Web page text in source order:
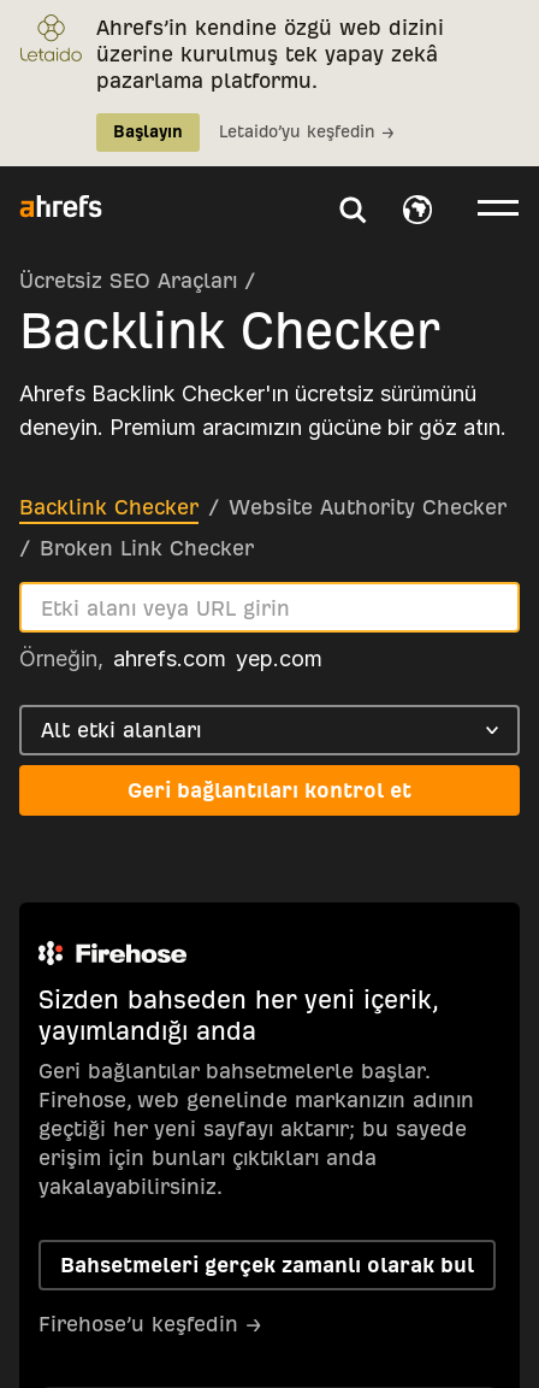
Ahrefs’in kendine özgü web dizini
üzerine kurulmuş tek yapay zekâ
pazarlama platformu.
Başlayın Letaido’yu keşfedin →
Ücretsiz SEO Araçları /
Backlink Checker
Ahrefs Backlink Checker'ın ücretsiz sürümünü
deneyin. Premium aracımızın gücüne bir göz atın.
Backlink Checker / Website Authority Checker
/ Broken Link Checker
Örneğin, ahrefs.com yep.com
Alt etki alanları
Geri bağlantıları kontrol et
Sizden bahseden her yeni içerik,
yayımlandığı anda
Geri bağlantılar bahsetmelerle başlar.
Firehose, web genelinde markanızın adının
geçtiği her yeni sayfayı aktarır; bu sayede
erişim için bunları çıktıkları anda
yakalayabilirsiniz.
Bahsetmeleri gerçek zamanlı olarak bul
Firehose’u keşfedin →